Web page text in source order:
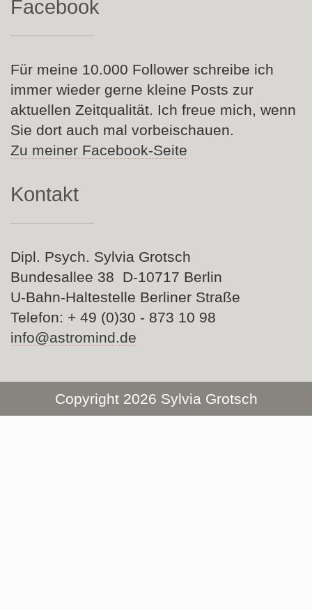
Facebook
Für meine 10.000 Follower schreibe ich
immer wieder gerne kleine Posts zur
aktuellen Zeitqualität. Ich freue mich, wenn
Sie dort auch mal vorbeischauen.
Zu meiner Facebook-Seite
Kontakt
Dipl. Psych. Sylvia Grotsch
Bundesallee 38 D-10717 Berlin
U-Bahn-Haltestelle Berliner Straße
Telefon: + 49 (0)30 - 873 10 98
info@astromind.de
Copyright 2026 Sylvia Grotsch